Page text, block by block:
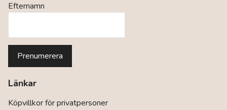
Efternamn
Länkar
Köpvillkor för privatpersoner